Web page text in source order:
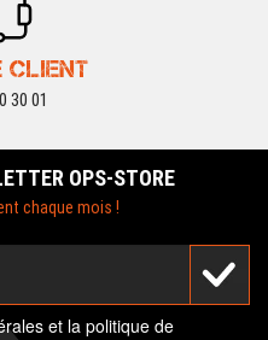
CLIENT
30 01
OPS-STORE
chaque mois !
et lapolitique de